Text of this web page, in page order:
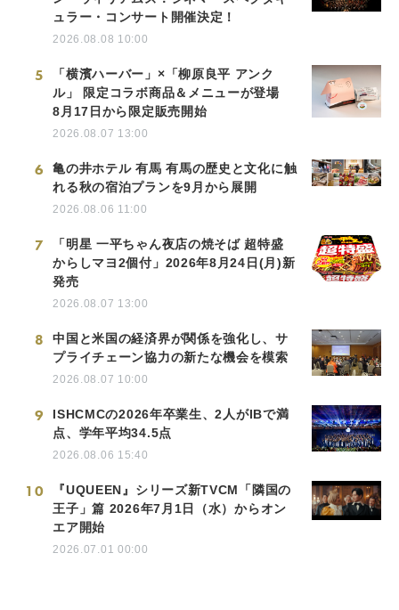
ュラー・コンサート開催決定！
2026.08.08 10:00
5
「横濱ハーバー」×「柳原良平 アンク
ル」 限定コラボ商品＆メニューが登場
8月17日から限定販売開始
2026.08.07 13:00
6
亀の井ホテル 有馬 有馬の歴史と文化に触
れる秋の宿泊プランを9月から展開
2026.08.06 11:00
7
「明星 一平ちゃん夜店の焼そば 超特盛
からしマヨ2個付」2026年8月24日(月)新
発売
2026.08.07 13:00
8
中国と米国の経済界が関係を強化し、サ
プライチェーン協力の新たな機会を模索
2026.08.07 10:00
9
ISHCMCの2026年卒業生、2人がIBで満
点、学年平均34.5点
2026.08.06 15:40
10
『UQUEEN』シリーズ新TVCM「隣国の
王子」篇 2026年7月1日（水）からオン
エア開始
2026.07.01 00:00